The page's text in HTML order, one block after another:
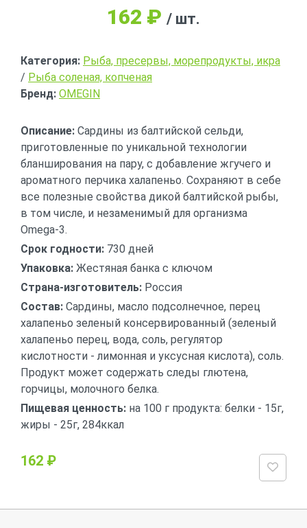
162 ₽ / шт.
Категория: Рыба, пресервы, морепродукты, икра
/ Рыба соленая, копченая
Бренд: OMEGIN
Описание: Сардины из балтийской сельди,
приготовленные по уникальной технологии
бланширования на пару, с добавление жгучего и
ароматного перчика халапеньо. Сохраняют в себе
все полезные свойства дикой балтийской рыбы,
в том числе, и незаменимый для организма
Omega-3.
Срок годности: 730 дней
Упаковка: Жестяная банка с ключом
Страна-изготовитель: Россия
Состав: Сардины, масло подсолнечное, перец
халапеньо зеленый консервированный (зеленый
халапеньо перец, вода, соль, регулятор
кислотности - лимонная и уксусная кислота), соль.
Продукт может содержать следы глютена,
горчицы, молочного белка.
Пищевая ценность: на 100 г продукта: белки - 15г,
жиры - 25г, 284ккал
162 ₽